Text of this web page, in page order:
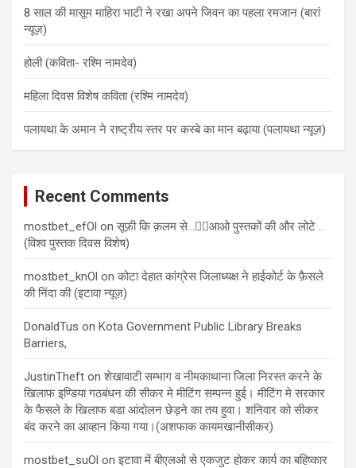
8 साल की मासूम माहिरा भाटी ने रखा अपने जिवन का पहला रमजान (बारां
न्यूज़)
होली (कविता- रश्मि नामदेव)
महिला दिवस विशेष कविता (रश्मि नामदेव)
पलायथा के अमान ने राष्ट्रीय स्तर पर कस्बे का मान बढ़ाया (पलायथा न्यूज़)
Recent Comments
mostbet_efOl onसूफ़ी कि क़लम से…✍🏻आओ पुस्तकों की और लोटे ..
(विश्व पुस्तक दिवस विशेष)
mostbet_knOl onकोटा देहात कांग्रेस जिलाध्यक्ष ने हाईकोर्ट के फ़ैसले
की निंदा की (इटावा न्यूज़)
DonaldTus on Kota Government Public Library Breaks
Barriers,
JustinTheft onशेखावाटी सम्भाग व नीमकाथाना जिला निरस्त करने के
खिलाफ इण्डिया गठबंधन की सीकर मे मीटिंग सम्पन्न हुई। मीटिंग मे सरकार
के फैसले के खिलाफ बडा आंदोलन छेड़ने का तय हुवा। शनिवार को सीकर
बंद करने का आव्हान किया गया।(अशफाक कायमखानीसीकर)
mostbet_suOl onइटावा में बीएलओ से एकजुट होकर कार्य का बहिष्कार